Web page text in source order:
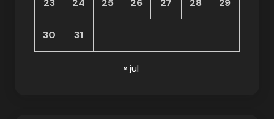
23 24 25 26 27 28 29
30 31
« jul